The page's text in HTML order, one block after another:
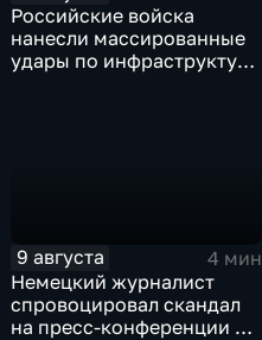
Российские войска
нанесли массированные
удары по инфраструктуре
9 августа
4 мин
Немецкий журналист
спровоцировал скандал
на пресс-конференции в